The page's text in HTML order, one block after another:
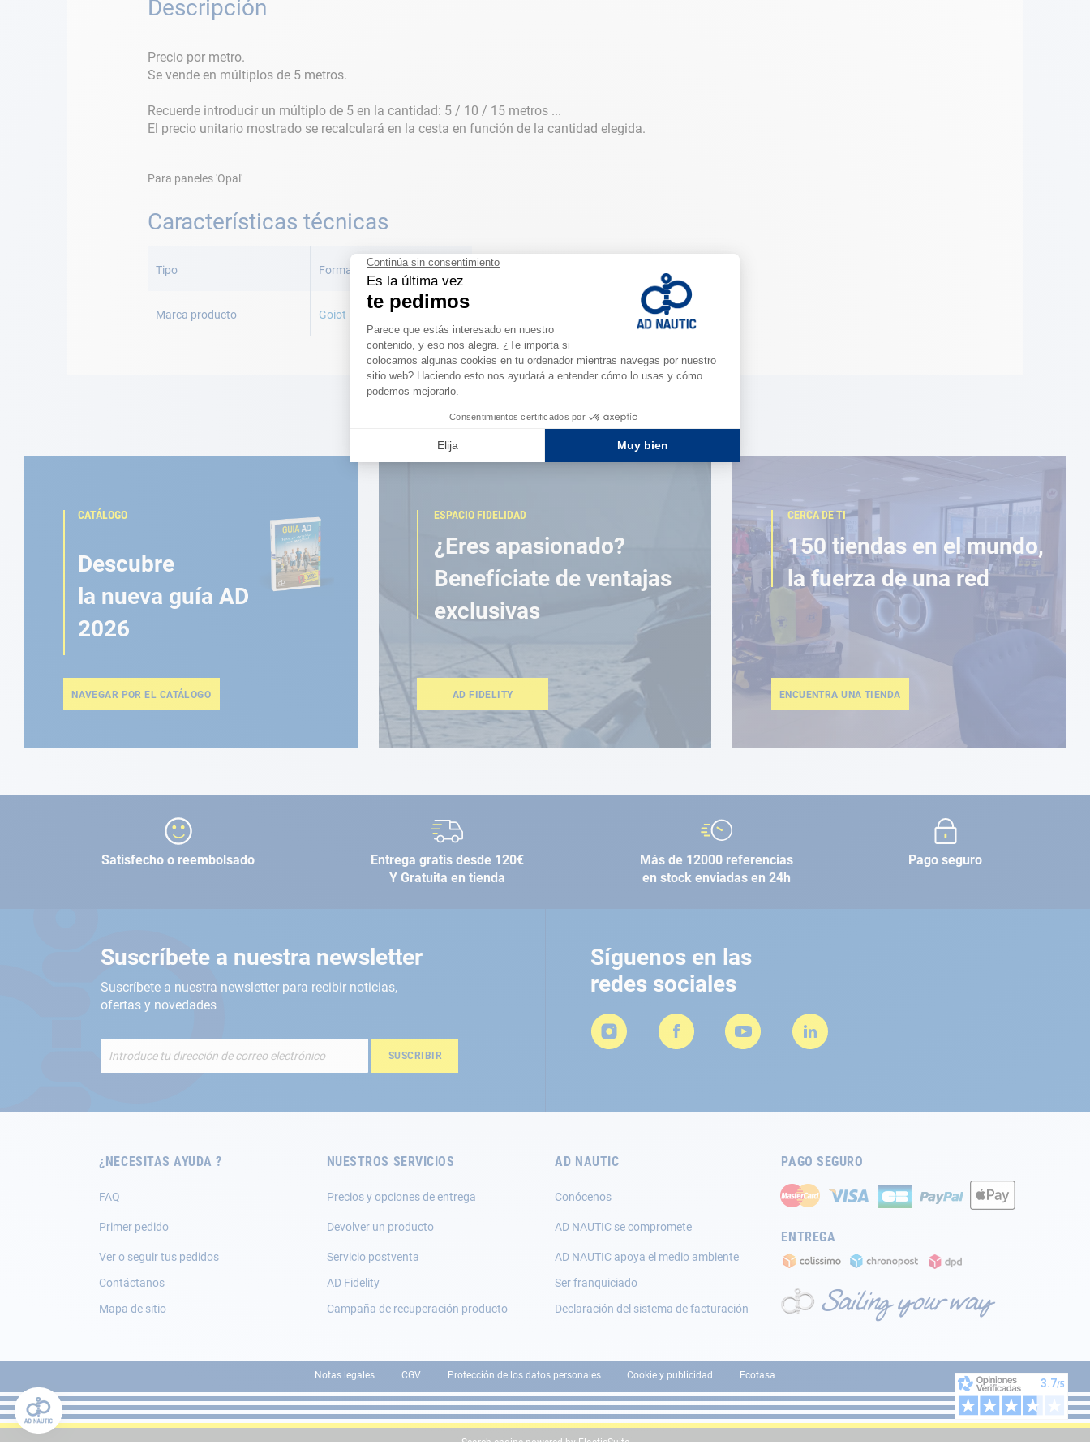
Descripción
Precio por metro.
Se vende en múltiplos de 5 metros.
Recuerde introducir un múltiplo de 5 en la cantidad: 5 / 10 / 15 metros ...
El precio unitario mostrado se recalculará en la cesta en función de la cantidad elegida.
Para paneles 'Opal'
Características técnicas
Información
Tipo Forma onda
Marca producto Goiot
CATÁLOGO
Descubre
la nueva guía AD
2026
NAVEGAR POR EL CATÁLOGO
ESPACIO FIDELIDAD
¿Eres apasionado?
Benefíciate de ventajas
exclusivas
AD FIDELITY
CERCA DE TI
150 tiendas en el mundo,
la fuerza de una red
ENCUENTRA UNA TIENDA
Satisfecho o reembolsado
Entrega gratis desde 120€
Y Gratuita en tienda
Más de 12000 referencias
en stock enviadas en 24h
Pago seguro
Suscríbete a nuestra newsletter
Suscríbete a nuestra newsletter para recibir noticias,
ofertas y novedades
de
SUSCRIBIR
Síguenos en las
redes sociales
¿NECESITAS AYUDA ?
FAQ
Primer pedido
Ver o seguir tus pedidos
Contáctanos
Mapa de sitio
NUESTROS SERVICIOS
Precios y opciones de entrega
Devolver un producto
Servicio postventa
AD Fidelity
Campaña de recuperación producto
AD NAUTIC
Conócenos
AD NAUTIC se compromete
AD NAUTIC apoya el medio ambiente
Ser franquiciado
Declaración del sistema de facturación
PAGO SEGURO
ENTREGA
Notas legales CGV Protección de los datos personales Cookie y publicidad Ecotasa
Search engine powered byElasticSuite